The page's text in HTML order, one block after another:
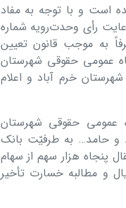
است و با توجه به مفاد
و رعایت رأی وحدت‌رویه شماره
صرفاً به موجب قانون تعیین
دادگاه عمومی حقوقی شھرستان
خرم آباد و اعلام
دھم دادگاه عمومی حقوقی شھرستان
و حامد… به طرفیّت بانک
پنجاه ھزار سھم از سھام
اقتصاد و پرداخت خسارت با جلب نظر کارشناس به مبلغ ٢٠١,٠٠٠,٠٠٠ریال و مطالبه خسارت تأخیر